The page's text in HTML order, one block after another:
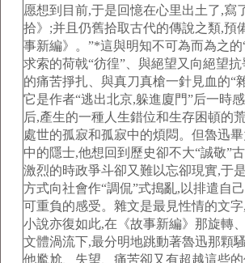
愿想到目前,于是回憶在心里出土了,寫
拾》;并且仍舊拾取古代的傳說之類,預
事新編》。”*這與明知不可為而為之的
求索的荷戟“彷徨”、與絕望又向絕望
的痛苦掙扎、與真刀真槍一針見血的“
它是作者“逃出北京,躲進廈門”后一時
后,產生的一種人生錯位和生存困頓的
處世的孤寂和孤寂中的煩悶。但魯迅
中的隱士,他想回到歷史卻不大“誠敬”
激烈的時政爭斗卻又難以忘卻現實,于
方式向社會作“調侃”式搗亂,以排遣自
可重負的感受。雜文是最見性情的文
小說亦復如此,在《故事新編》那旋轉
文體渦流下,最分明地跳動著魯迅那顆
他尷尬、失望、痛苦卻又有超越這些